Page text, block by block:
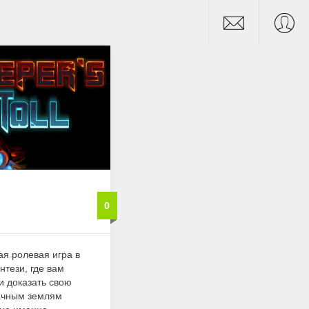
0
ролевая игра в
где вам
доказать свою
землям